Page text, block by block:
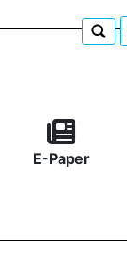
E-Paper